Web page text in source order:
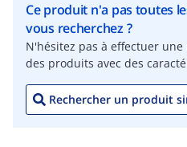
Ce produit n'a pas toutes
vous recherchez ?
N'hésitez pas à effectuer
des produits avec des
Rechercher un produit